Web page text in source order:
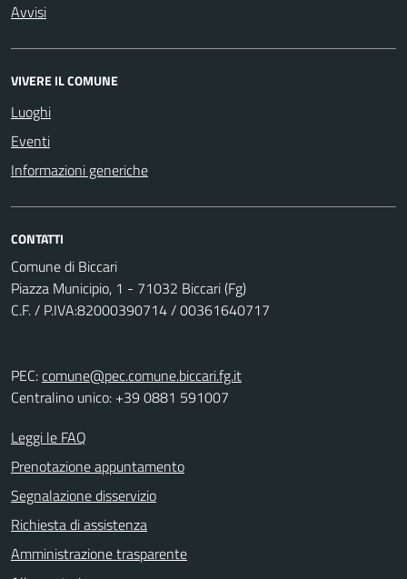
Avvisi
VIVERE IL COMUNE
Luoghi
Eventi
Informazioni generiche
CONTATTI
Comune di Biccari
Piazza Municipio, 1 - 71032 Biccari (Fg)
C.F. / P.IVA:82000390714 / 00361640717
PEC:comune@pec.comune.biccari.fg.it
Centralino unico: +39 0881 591007
Leggi le FAQ
Prenotazione appuntamento
Segnalazione disservizio
Richiesta di assistenza
Amministrazione trasparente